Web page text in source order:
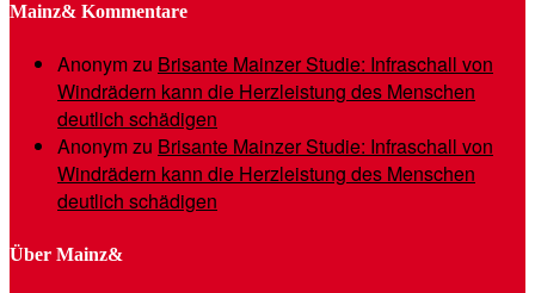
Mainz& Kommentare
Anonymzu Brisante Mainzer Studie: Infraschall von
Windrädern kann die Herzleistung des Menschen
deutlich schädigen
Anonymzu Brisante Mainzer Studie: Infraschall von
Windrädern kann die Herzleistung des Menschen
deutlich schädigen
Über Mainz&